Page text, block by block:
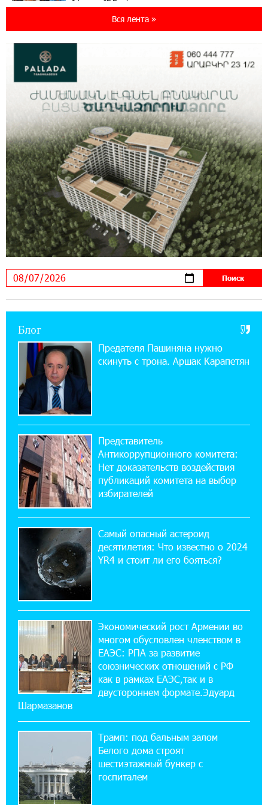
Idram и IDBank - рядом со стартапами на
Seaside Startup Summit
В мобильном приложении Юнибанка теперь
imID
21:09:13 31-07-2026
«Бесплатные бонусы в играх»: IDBank
предупреждает о кибератаках на школьников
11:21:15 31-07-2026
ЕАЭС со временем будет расширяться. Когда-
нибудь это поймёт и рядовой армянин, но
будет уже поздно
11:03:52 31-07-2026
Если Израиль использует тему Геноцида
армян против Эрдогана, то что для него
значит сам Геноцид?
10% годовых и оформление в мобильном
приложении
17:03:49 30-07-2026
Платформа Rate.Trading на Seaside Startup
Summit: IDBank представил инновационное
решение
14:44:13 29-07-2026
Состоялось открытие Khachaturian Rooftop
при поддержке IDBank
Пашинян ты упустил свой шанс уйти
спокойно. Аршак Карапетян
12:04:53 28-07-2026
Обновленный Центр продаж и обслуживания
в Арарате
22:28:49 27-07-2026
Никогда Нагорный Карабах не был в составе
независимого Азербайджана. Аршак
обратился к президенту страны с просьбой
содействовать освобождению армянских заключенных,
осужденных в Азербайджане
12:17:04 23-07-2026
Вся лента »
Блог
Предателя Пашиняна нужно
скинуть с трона. Аршак Карапетян
Представитель
Антикоррупционного комитета:
Нет доказательств воздействия
публикаций комитета на выбор
избирателей
Самый опасный астероид
десятилетия: Что известно о 2024
YR4 и стоит ли его бояться?
Экономический рост Армении во
многом обусловлен членством в
ЕАЭС: РПА за развитие
союзнических отношений с РФ
как в рамках ЕАЭС,так и в
двустороннем формате.Эдуард
Шармазанов
Трамп: под бальным залом
Белого дома строят
шестиэтажный бункер с
госпиталем